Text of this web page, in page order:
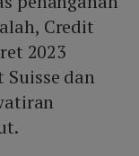
Credit
2023
dan